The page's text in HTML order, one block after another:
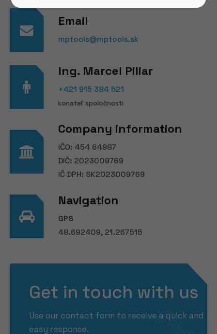
Email
mptools@mptools.sk
Ing. Marcel Piliar
+421 915 384 521
konateľ spoločnosti
Company information
IČO: 454 64987
DIČ: 2023009769
IČ DPH: SK2023009769
Navigation
GPS
48.692409, 21.267515
Get in touch with us
Use our contact form to receive a quick and
easy response.